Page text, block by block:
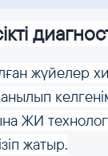
жүйелер
ЖИ
жатыр.